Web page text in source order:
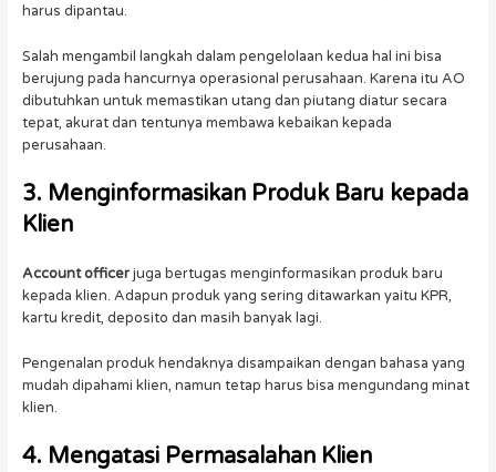
harus dipantau.
Salah mengambil langkah dalam pengelolaan kedua hal ini bisa
berujung pada hancurnya operasional perusahaan. Karena itu AO
dibutuhkan untuk memastikan utang dan piutang diatur secara
tepat, akurat dan tentunya membawa kebaikan kepada
perusahaan.
3. Menginformasikan Produk Baru kepada
Klien
Account officerjuga bertugas menginformasikan produk baru
kepada klien. Adapun produk yang sering ditawarkan yaitu KPR,
kartu kredit, deposito dan masih banyak lagi.
Pengenalan produk hendaknya disampaikan dengan bahasa yang
mudah dipahami klien, namun tetap harus bisa mengundang minat
klien.
4. Mengatasi Permasalahan Klien